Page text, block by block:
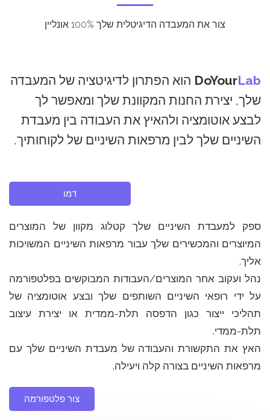
צור את המעבדה הדיגיטלית שלך 100% אונליין
DoYourLab
הוא הפתרון לדיגיטציה של המעבדה
שלך, יצירת החנות המקוונת שלך ומאפשר לך
לבצע אוטומציה ולהאיץ את העבודה בין מעבדת
השיניים שלך לבין מרפאות השיניים של לקוחותיך.
דמו
ספק למעבדת השיניים שלך קטלוג מקוון של המוצרים
המיוצרים והמכשירים שלך עבור מרפאות השיניים המשויכות
אליך.
נהל ועקוב אחר המוצרים/העבודות המבוקשים בפלטפורמה
על ידי רופאי השיניים השותפים שלך ובצע אוטומציה של
תהליכי ייצור כגון הדפסה תלת-ממדית או יצירת עיצוב
תלת-ממדי.
האץ את התקשורת והעבודה של מעבדת השיניים שלך עם
מרפאות השיניים בצורה קלה ויעילה.
צור פלטפורמה